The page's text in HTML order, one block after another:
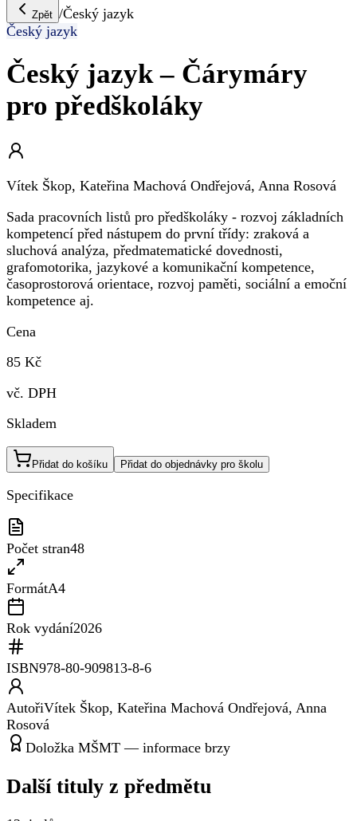
Zpět /Český jazyk
Český jazyk
Český jazyk – Čárymáry
pro předškoláky
Vítek Škop, Kateřina Machová Ondřejová, Anna Rosová
Sada pracovních listů pro předškoláky - rozvoj základních
kompetencí před nástupem do první třídy: zraková a
sluchová analýza, předmatematické dovednosti,
grafomotorika, jazykové a komunikační kompetence,
časoprostorová orientace, rozvoj paměti, sociální a emoční
kompetence aj.
Cena
85 Kč
vč. DPH
Skladem
Přidat do košíku Přidat do objednávky pro školu
Specifikace
Počet stran48
FormátA4
Rok vydání2026
ISBN978-80-909813-8-6
AutořiVítek Škop, Kateřina Machová Ondřejová, Anna
Rosová
Doložka MŠMT — informace brzy
Další tituly z předmětu